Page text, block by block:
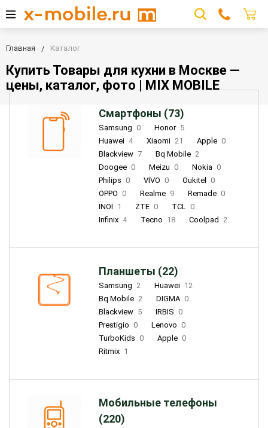
Главная Каталог
Купить Товары для кухни в Москве —
цены, каталог, фото | MIX MOBILE
Смартфоны (73)
Samsung 0 Honor 5
Huawei 4 Xiaomi 21 Apple 0
Blackview 7 Bq Mobile 2
Doogee 0 Meizu 0 Nokia 0
Philips 0 VIVO 0 Oukitel
0
OPPO 0 Realme 9 Remade 0
INOI 1 ZTE 0 TCL 0
Infinix 4 Tecno 18 Coolpad 2
Планшеты (22)
Samsung 2 Huawei 12
Bq Mobile 2 DIGMA 0
Blackview 5 IRBIS 0
Prestigio 0 Lenovo 0
TurboKids 0 Apple 0
Ritmix 1
Мобильные телефоны
(220)